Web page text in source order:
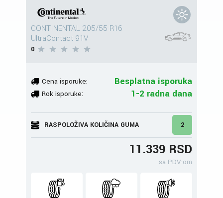
CONTINENTAL 205/55 R16
UltraContact 91V
0
Cena isporuke: Besplatna isporuka
Rok isporuke: 1-2 radna dana
RASPOLOŽIVA KOLIČINA GUMA 2
11.339 RSD
sa PDV-om